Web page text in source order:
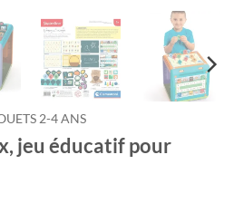
2-4 ANS
jeu éducatif pour